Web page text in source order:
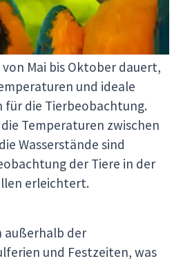
ideal sind:
Mai bis Oktober dauert,
und ideale
die Tierbeobachtung.
Temperaturen zwischen
Wasserstände sind
der Tiere in der
erleichtert.
außerhalb der
und Festzeiten, was